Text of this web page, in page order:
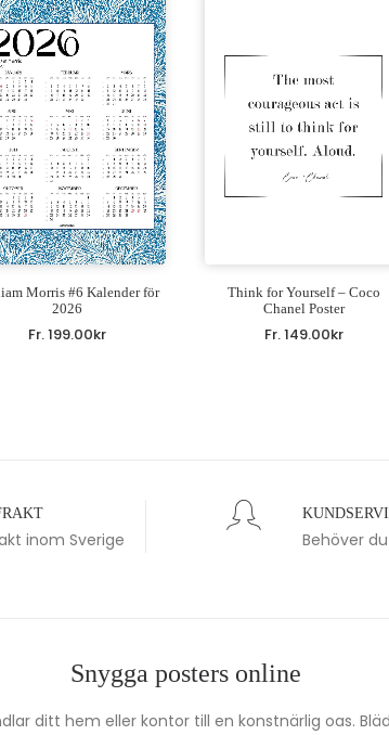
Morris #6 Kalender för
2026
Fr.199.00kr
Think for Yourself – Coco
Chanel Poster
Fr.149.00kr
inom Sverige Behöver
Snygga posters online
ditt hem eller kontor till en konstnärlig oas.